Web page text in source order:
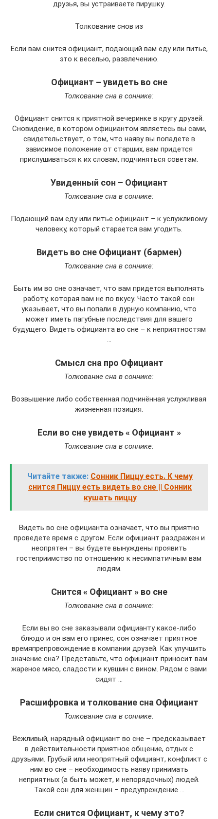
друзья, вы устраиваете пирушку.
Толкование снов из
Если вам снится официант, подающий вам еду или питье,
это к веселью, развлечению.
Официант – увидеть во сне
Толкование сна в соннике:
Официант снится к приятной вечеринке в кругу друзей.
Сновидение, в котором официантом являетесь вы сами,
свидетельствует, о том, что наяву вы попадете в
зависимое положение от старших, вам придется
прислушиваться к их словам, подчиняться советам.
Увиденный сон – Официант
Толкование сна в соннике:
Подающий вам еду или питье официант – к услужливому
человеку, который старается вам угодить.
Видеть во сне Официант (бармен)
Толкование сна в соннике:
Быть им во сне означает, что вам придется выполнять
работу, которая вам не по вкусу. Часто такой сон
указывает, что вы попали в дурную компанию, что
может иметь пагубные последствия для вашего
будущего. Видеть официанта во сне – к неприятностям
…
Смысл сна про Официант
Толкование сна в соннике:
Возвышение либо собственная подчинённая услужливая
жизненная позиция.
Если во сне увидеть « Официант »
Толкование сна в соннике:
Читайте также: Сонник Пиццу есть. К чему
снится Пиццу есть видеть во сне || Сонник
кушать пиццу
Видеть во сне официанта означает, что вы приятно
проведете время с другом. Если официант раздражен и
неопрятен – вы будете вынуждены проявить
гостеприимство по отношению к несимпатичным вам
людям.
Снится « Официант » во сне
Толкование сна в соннике:
Если вы во сне заказывали официанту какое-либо
блюдо и он вам его принес, сон означает приятное
времяпрепровождение в компании друзей. Как улучшить
значение сна? Представьте, что официант приносит вам
жареное мясо, сладости и кувшин с вином. Рядом с вами
сидят …
Расшифровка и толкование сна Официант
Толкование сна в соннике:
Вежливый, нарядный официант во сне – предсказывает
в действительности приятное общение, отдых с
друзьями. Грубый или неопрятный официант, конфликт с
ним во сне – необходимость наяву принимать
неприятных (а быть может, и непорядочных) людей.
Такой сон для женщин – предупреждение …
Если снится Официант, к чему это?